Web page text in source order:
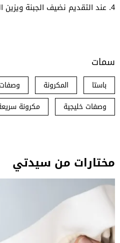
4. عند التقديم نضيف الجبنة ويزين الطبق بالبقدونس
سمات
باستا المكرونة
وصفات خليجية
مكرونة
مختارات من سيدتي